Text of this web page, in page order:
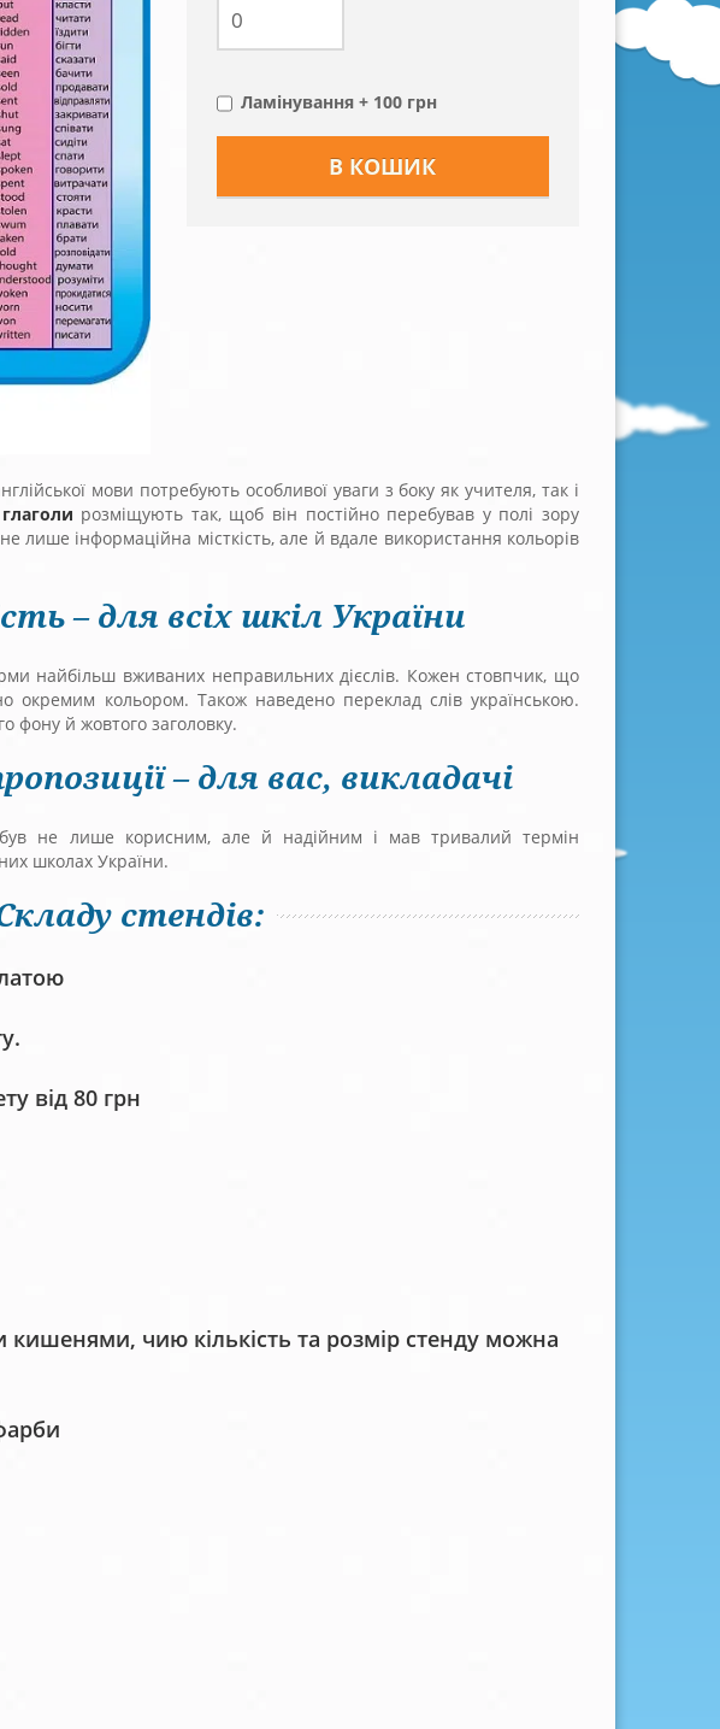
Ламінування + 100 грн
мови потребують особливої уваги з боку як учителя, так і
розміщують так, щоб він постійно перебував у полі зору
лише інформаційна місткість, але й вдале використання кольорів
– для всіх шкіл України
найбільш вживаних неправильних дієслів. Кожен стовпчик, що
окремим кольором. Також наведено переклад слів українською.
фону й жовтого заголовку.
– для вас, викладачі
був не лише корисним, але й надійним і мав тривалий термін
школах України.
стендів:
від 80 грн
кишенями, чию кількість та розмір стенду можна